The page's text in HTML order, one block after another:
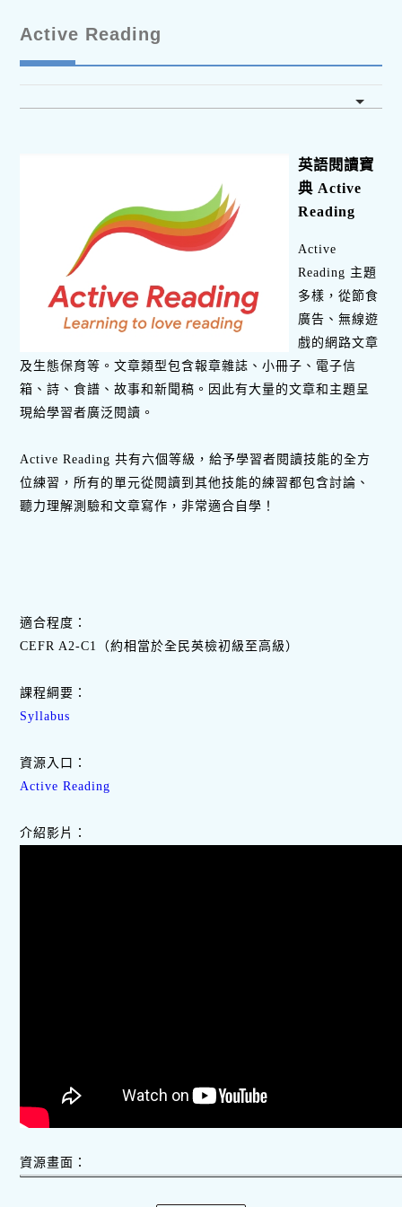
Active Reading
英語閱讀寶
典 Active
Reading
Active
Reading 主題
多樣，從節食
廣告、無線遊
戲的網路文章
及生態保育等。文章類型包含報章雜誌、小冊子、電子信
箱、詩、食譜、故事和新聞稿。因此有大量的文章和主題呈
現給學習者廣泛閱讀。
Active Reading 共有六個等級，給予學習者閱讀技能的全方
位練習，所有的單元從閱讀到其他技能的練習都包含討論、
聽力理解測驗和文章寫作，非常適合自學！
適合程度：
CEFR A2-C1（約相當於全民英檢初級至高級）
課程綱要：
Syllabus
資源入口：
Active Reading
介紹影片：
資源畫面：